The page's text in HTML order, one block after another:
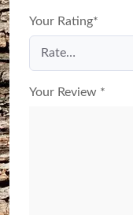
Your Rating*
Your Review *